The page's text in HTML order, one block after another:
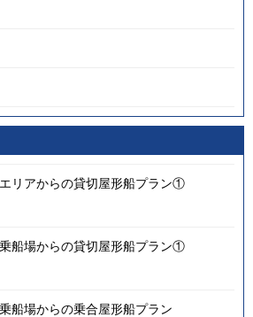
リアからの貸切屋形船プラン①
船場からの貸切屋形船プラン①
船場からの乗合屋形船プラン